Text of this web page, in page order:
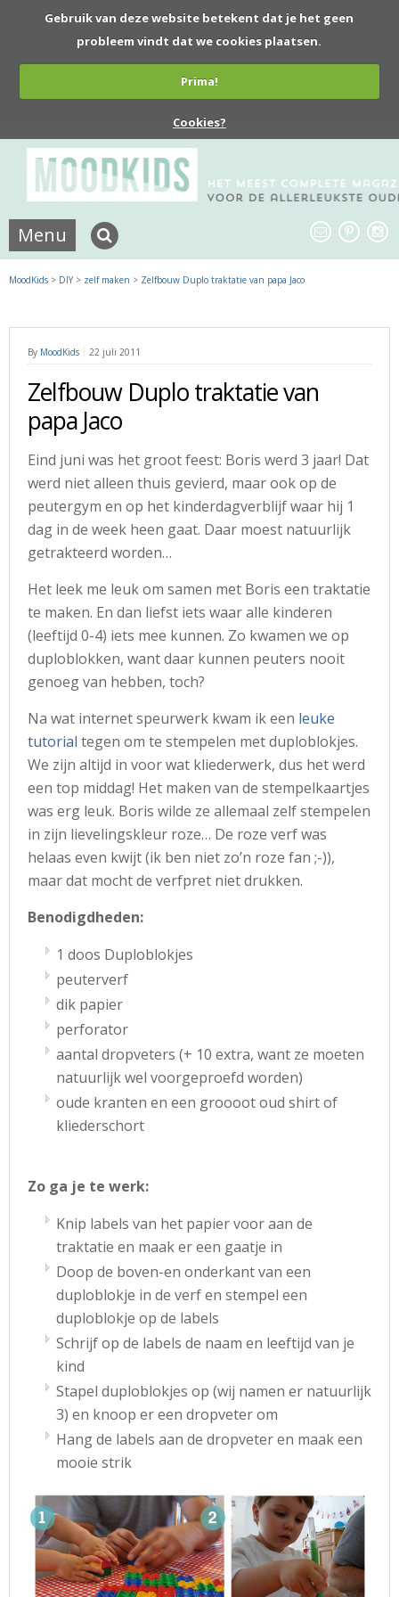
Gebruik van deze website betekent dat je het geen
probleem vindt dat we cookies plaatsen.
Prima!
Cookies?
Menu
MoodKids > DIY > zelf maken > Zelfbouw Duplo traktatie van papa Jaco
By MoodKids 22 juli 2011
Zelfbouw Duplo traktatie van
papa Jaco
Eind juni was het groot feest: Boris werd 3 jaar! Dat
werd niet alleen thuis gevierd, maar ook op de
peutergym en op het kinderdagverblijf waar hij 1
dag in de week heen gaat. Daar moest natuurlijk
getrakteerd worden…
Het leek me leuk om samen met Boris een traktatie
te maken. En dan liefst iets waar alle kinderen
(leeftijd 0-4) iets mee kunnen. Zo kwamen we op
duploblokken, want daar kunnen peuters nooit
genoeg van hebben, toch?
Na wat internet speurwerk kwam ik een leuke
tutorial tegen om te stempelen met duploblokjes.
We zijn altijd in voor wat kliederwerk, dus het werd
een top middag! Het maken van de stempelkaartjes
was erg leuk. Boris wilde ze allemaal zelf stempelen
in zijn lievelingskleur roze… De roze verf was
helaas even kwijt (ik ben niet zo’n roze fan ;-)),
maar dat mocht de verfpret niet drukken.
Benodigdheden:
1 doos Duploblokjes
peuterverf
dik papier
perforator
aantal dropveters (+ 10 extra, want ze moeten
natuurlijk wel voorgeproefd worden)
oude kranten en een groooot oud shirt of
kliederschort
Zo ga je te werk:
Knip labels van het papier voor aan de
traktatie en maak er een gaatje in
Doop de boven-en onderkant van een
duploblokje in de verf en stempel een
duploblokje op de labels
Schrijf op de labels de naam en leeftijd van je
kind
Stapel duploblokjes op (wij namen er natuurlijk
3) en knoop er een dropveter om
Hang de labels aan de dropveter en maak een
mooie strik